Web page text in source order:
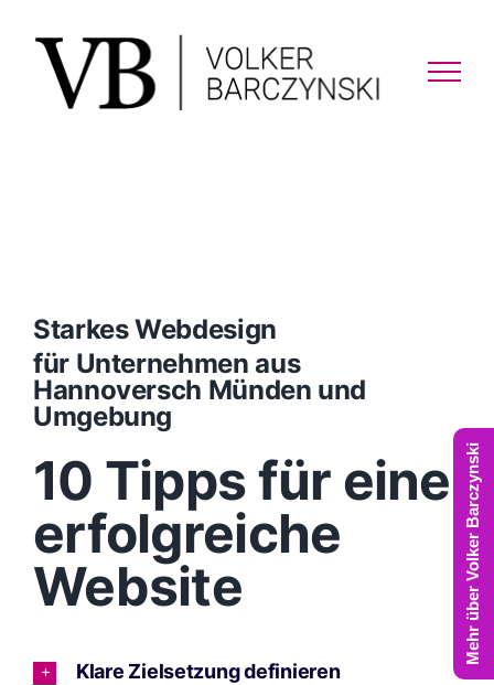
content
Starkes Webdesign
für Unternehmen aus
Hannoversch Münden und
Umgebung
10 Tipps für eine
erfolgreiche
Website
Klare Zielsetzung definieren
Mehr über Volker Barczynski